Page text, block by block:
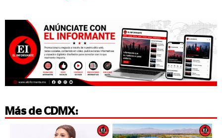
Más deCDMX: